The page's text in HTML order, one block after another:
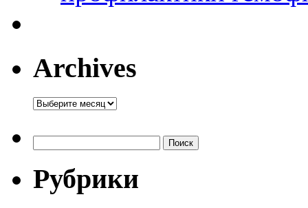
Archives
Archives
Рубрики